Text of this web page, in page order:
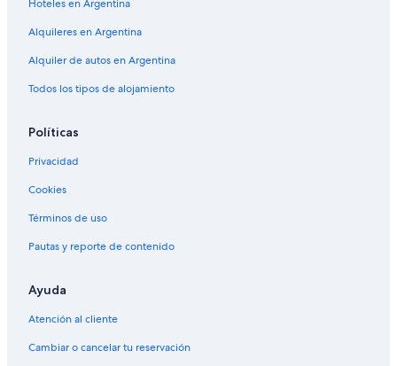
Hoteles en Argentina
Alquileres en Argentina
Alquiler de autos en Argentina
Todos los tipos de alojamiento
Políticas
Privacidad
Cookies
Términos de uso
Pautas y reporte de contenido
Ayuda
Atención al cliente
Cambiar o cancelar tu reservación